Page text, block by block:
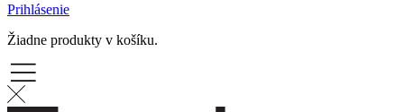
Prihlásenie
Žiadne produkty v košíku.